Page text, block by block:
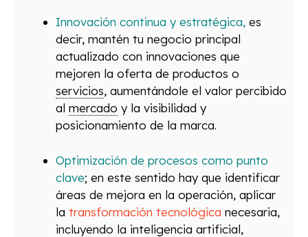
Innovación continua y estratégica, es
decir, mantén tu negocio principal
actualizado con innovaciones que
mejoren la oferta de productos o
servicios, aumentándole el valor percibido
al mercado y la visibilidad y
posicionamiento de la marca.
Optimización de procesos como punto
clave; en este sentido hay que identificar
áreas de mejora en la operación, aplicar
la transformación tecnológica necesaria,
incluyendo la inteligencia artificial,